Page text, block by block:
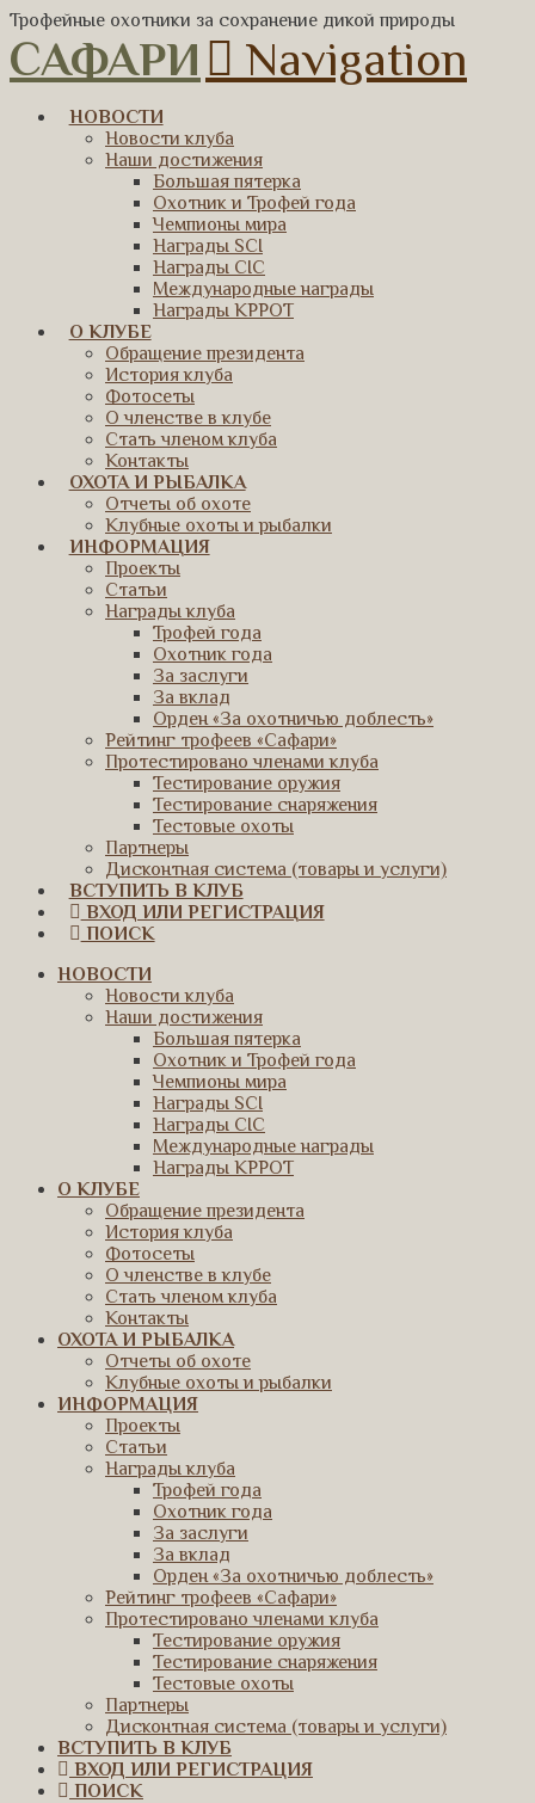
Трофейные охотники за сохранение дикой природы
САФАРИ Navigation
НОВОСТИ
Новости клуба
Наши достижения
Большая пятерка
Охотник и Трофей года
Чемпионы мира
Награды SCI
Награды CIC
Международные награды
Награды КРРОТ
О КЛУБЕ
Обращение президента
История клуба
Фотосеты
О членстве в клубе
Стать членом клуба
Контакты
ОХОТА И РЫБАЛКА
Отчеты об охоте
Клубные охоты и рыбалки
ИНФОРМАЦИЯ
Проекты
Статьи
Награды клуба
Трофей года
Охотник года
За заслуги
За вклад
Орден «За охотничью доблесть»
Рейтинг трофеев «Сафари»
Протестировано членами клуба
Тестирование оружия
Тестирование снаряжения
Тестовые охоты
Партнеры
Дисконтная система (товары и услуги)
ВСТУПИТЬ В КЛУБ
ВХОД ИЛИ РЕГИСТРАЦИЯ
ПОИСК
НОВОСТИ
Новости клуба
Наши достижения
Большая пятерка
Охотник и Трофей года
Чемпионы мира
Награды SCI
Награды CIC
Международные награды
Награды КРРОТ
О КЛУБЕ
Обращение президента
История клуба
Фотосеты
О членстве в клубе
Стать членом клуба
Контакты
ОХОТА И РЫБАЛКА
Отчеты об охоте
Клубные охоты и рыбалки
ИНФОРМАЦИЯ
Проекты
Статьи
Награды клуба
Трофей года
Охотник года
За заслуги
За вклад
Орден «За охотничью доблесть»
Рейтинг трофеев «Сафари»
Протестировано членами клуба
Тестирование оружия
Тестирование снаряжения
Тестовые охоты
Партнеры
Дисконтная система (товары и услуги)
ВСТУПИТЬ В КЛУБ
ВХОД ИЛИ РЕГИСТРАЦИЯ
ПОИСК